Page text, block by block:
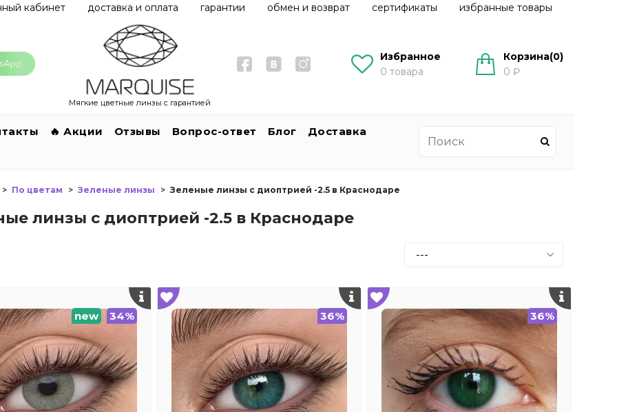
кабинет доставка и оплата гарантии обмен и возврат сертификаты избранные товары
Мягкие цветные линзы с гарантией
Избранное
0 товара
Корзина(0)
0 ₽
🔥 Акции Отзывы Вопрос-ответ Блог
Доставка
По цветам Зеленые линзы Зеленые линзы с диоптрией -2.5 в Краснодаре
линзы с диоптрией -2.5 в Краснодаре
new 34% 36% 36%